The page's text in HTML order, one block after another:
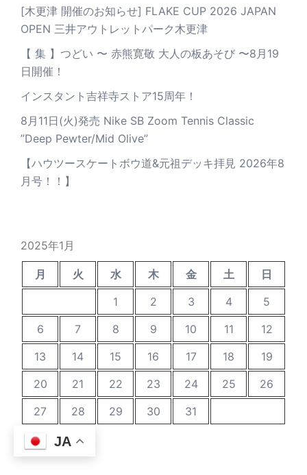
[木更津 開催のお知らせ] FLAKE CUP 2026 JAPAN
OPEN 三井アウトレットパーク木更津
【 集 】つどい 〜 赤熊寛敬 大人の板あそび 〜8月19
日開催！
インスタント吉祥寺ストア15周年！
8月11日(火)発売 Nike SB Zoom Tennis Classic
”Deep Pewter/Mid Olive”
【ハウツースケートボウ道&元祖デッキ拝見 2026年8
月号！！】
2025年1月
月 火 水 木 金 土
日
1
2 3 4
5
6
7 8 9 10 11
12
13
14 15 16 17 18
19
20
21 22 23 24 25
26
27
28 29 30
31
« 12月
2月 »
JA